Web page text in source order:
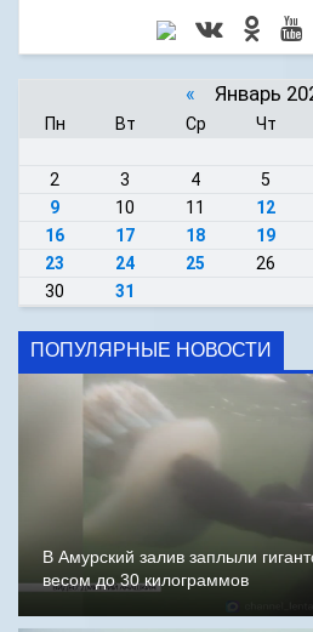
« Январь
Пн Вт Ср Чт
2
3 4 5
9
10 11 12
16
17 18 19
23
24 25 26
30
31
ПОПУЛЯРНЫЕ НОВОСТИ
В Амурский залив заплыли
весом до 30 килограммов